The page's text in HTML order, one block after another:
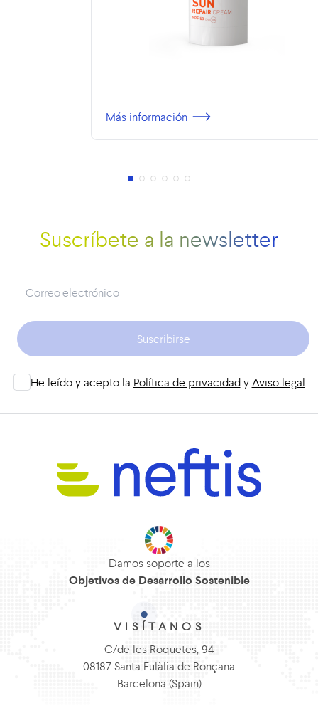
Más información
Suscríbete a la newsletter
Suscribirse
He leído y acepto la Política de privacidady Aviso legal
Damos soporte a los
Objetivos de Desarrollo Sostenible
VISÍTANOS
C/de les Roquetes, 94
08187 Santa Eulàlia de Ronçana
Barcelona (Spain)